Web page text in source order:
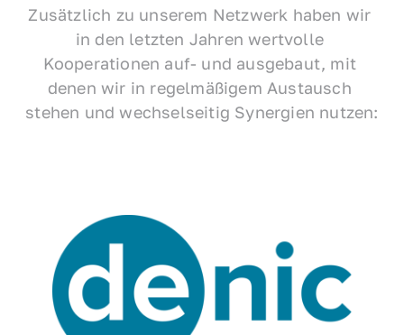
Zusätzlich zu unserem Netzwerk haben wir
in den letzten Jahren wertvolle
Kooperationen auf- und ausgebaut, mit
denen wir in regelmäßigem Austausch
stehen und wechselseitig Synergien nutzen: